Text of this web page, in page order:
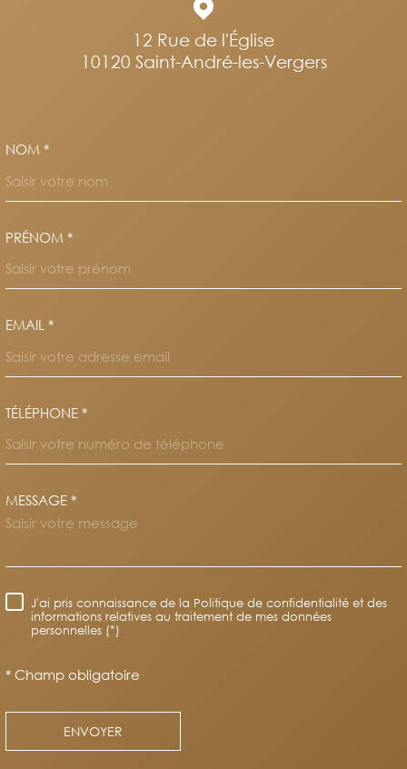
12 Rue de l'Église
10120
Saint-André-les-Vergers
NOM *
PRÉNOM *
EMAIL *
TÉLÉPHONE *
MESSAGE *
RÈGLEMENTATION
J'ai pris connaissance de la Politique de confidentialité et des
informations relatives au traitement de mes données
personnelles (*)
* Champ obligatoire
ENVOYER